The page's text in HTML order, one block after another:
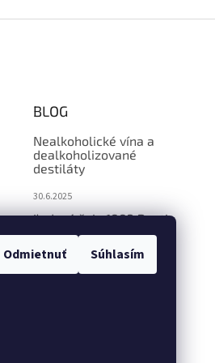
Odmietnuť Súhlasím
BLOG
Nealkoholické vína a
dealkoholizované
destiláty
30.6.2025
Ľadové čaje 1883 Routin
9.6.2025
One & Only Smoothie: